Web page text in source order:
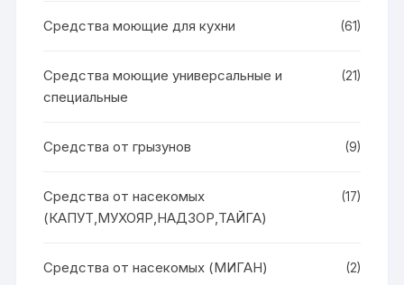
Средства моющие для кухни (61)
Средства моющие универсальные и
специальные
(21)
Средства от грызунов (9)
Средства от насекомых
(КАПУТ,МУХОЯР,НАДЗОР,ТАЙГА)
(17)
Средства от насекомых (МИГАН) (2)